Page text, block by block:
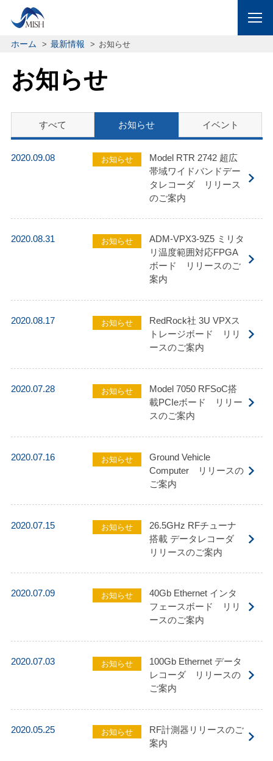
ホーム 最新情報 お知らせ
お知らせ
すべて お知らせ イベント
2020.09.08 お知らせ
Model RTR 2742 超広
帯域ワイドバンドデー
タレコーダ リリース
のご案内
2020.08.31 お知らせ
ADM-VPX3-9Z5 ミリタ
リ温度範囲対応FPGA
ボード リリースのご
案内
2020.08.17 お知らせ
RedRock社 3U VPXス
トレージボード リリ
ースのご案内
2020.07.28 お知らせ
Model 7050 RFSoC搭
載PCIeボード リリー
スのご案内
2020.07.16 お知らせ
Ground Vehicle
Computer リリースの
ご案内
2020.07.15 お知らせ
26.5GHz RFチューナ
搭載 データレコーダ
リリースのご案内
2020.07.09 お知らせ
40Gb Ethernet インタ
フェースボード リリ
ースのご案内
2020.07.03 お知らせ
100Gb Ethernet データ
レコーダ リリースの
ご案内
2020.05.25 お知らせ
RF計測器リリースのご
案内